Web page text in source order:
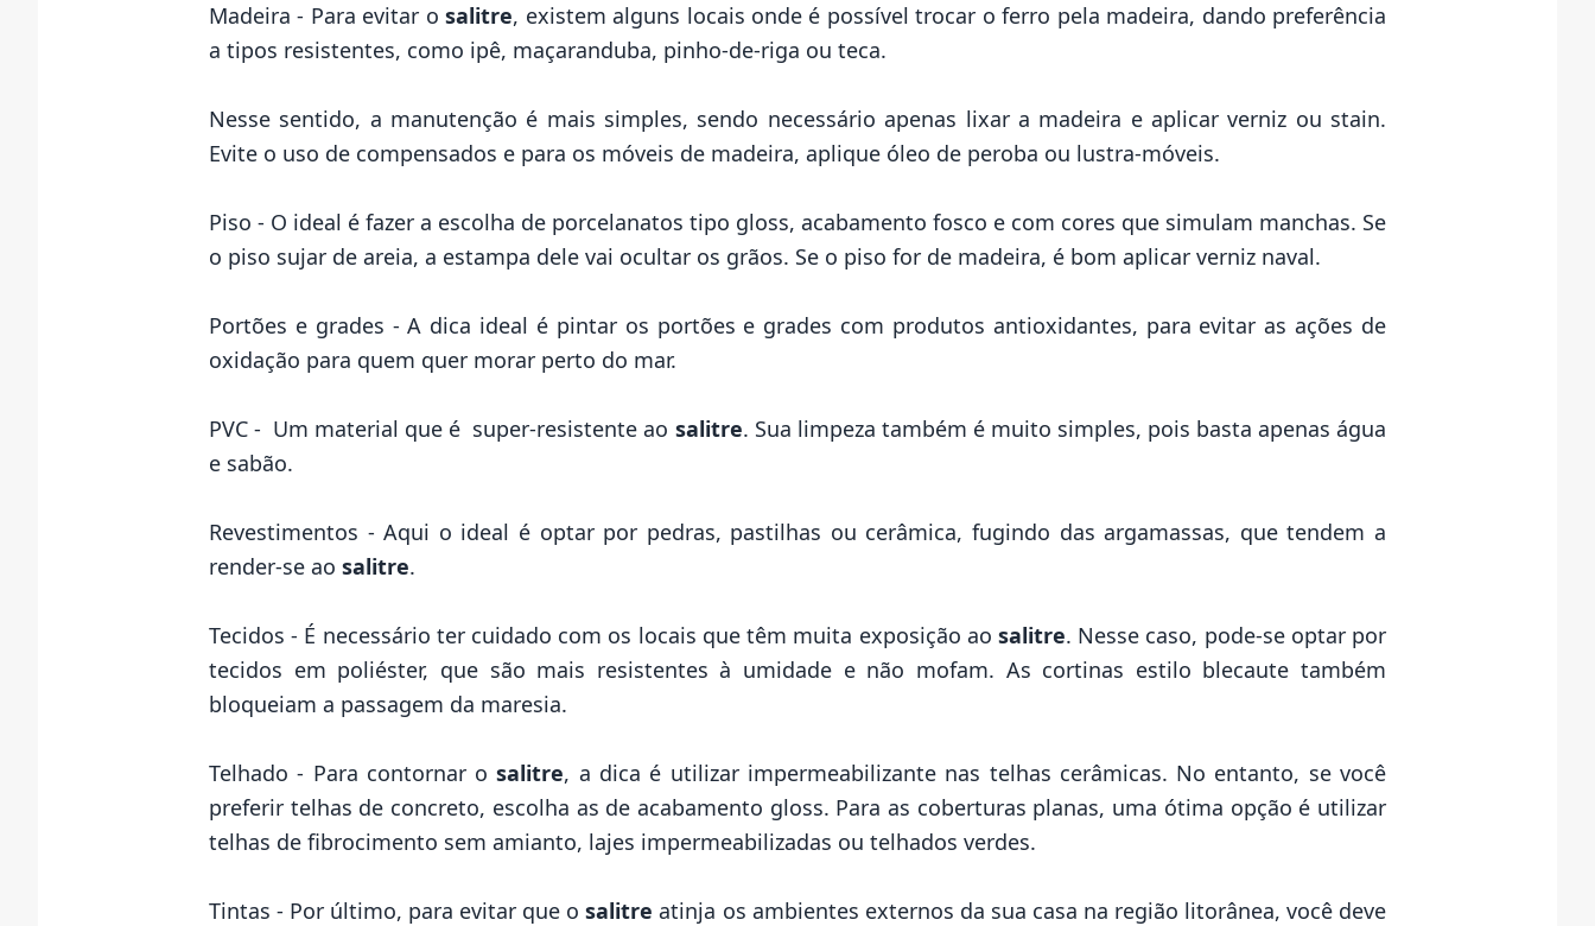
Madeira - Para evitar osalitre, existem alguns locais onde é possível trocar o ferro pela madeira, dando preferência
a tipos resistentes, como ipê, maçaranduba, pinho-de-riga ou teca.
Nesse sentido, a manutenção é mais simples, sendo necessário apenas lixar a madeira e aplicar verniz ou stain.
Evite o uso de compensados e para os móveis de madeira, aplique óleo de peroba ou lustra-móveis.
Piso - O ideal é fazer a escolha de porcelanatos tipo gloss, acabamento fosco e com cores que simulam manchas. Se
o piso sujar de areia, a estampa dele vai ocultar os grãos. Se o piso for de madeira, é bom aplicar verniz naval.
Portões e grades - A dica ideal é pintar os portões e grades com produtos antioxidantes, para evitar as ações de
oxidação para quem quer morar perto do mar.
PVC - Um material que é super-resistente ao salitre. Sua limpeza também é muito simples, pois basta apenas água
e sabão.
Revestimentos - Aqui o ideal é optar por pedras, pastilhas ou cerâmica, fugindo das argamassas, que tendem a
render-se ao salitre.
Tecidos - É necessário ter cuidado com os locais que têm muita exposição ao salitre. Nesse caso, pode-se optar por
tecidos em poliéster, que são mais resistentes à umidade e não mofam. As cortinas estilo blecaute também
bloqueiam a passagem da maresia.
Telhado - Para contornar osalitre, a dica é utilizar impermeabilizante nas telhas cerâmicas. No entanto, se você
preferir telhas de concreto, escolha as de acabamento gloss. Para as coberturas planas, uma ótima opção é utilizar
telhas de fibrocimento sem amianto, lajes impermeabilizadas ou telhados verdes.
Tintas - Por último, para evitar que osalitre atinja os ambientes externos da sua casa na região litorânea, você deve